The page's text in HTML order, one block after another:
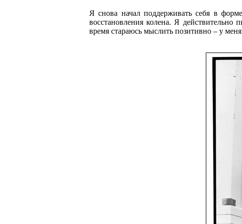
Я снова начал поддерживать себя в
восстановления колена. Я
время стараюсь мыслить позитивно – у